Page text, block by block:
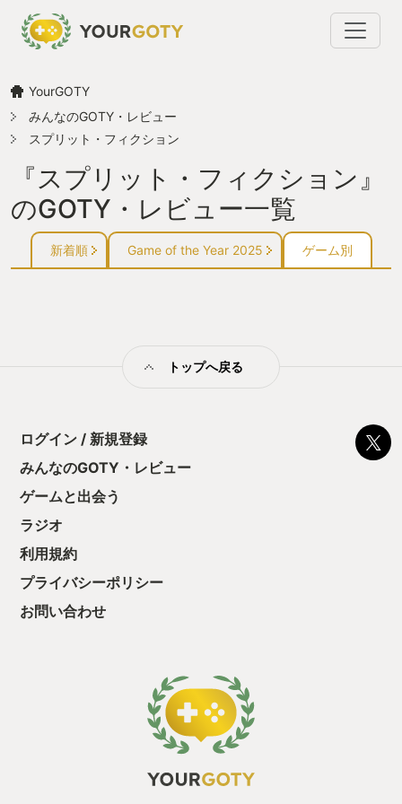
YourGOTY
みんなのGOTY・レビュー
スプリット・フィクション
『スプリット・フィクション』
のGOTY・レビュー一覧
新着順 Game of the Year 2025 ゲーム別
トップへ戻る
ログイン / 新規登録
みんなのGOTY・レビュー
ゲームと出会う
ラジオ
利用規約
プライバシーポリシー
お問い合わせ